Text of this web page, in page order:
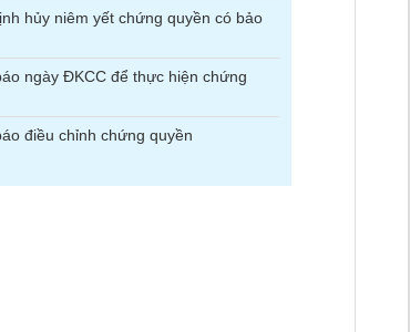
hủy niêm yết chứng quyền có bảo
ngày ĐKCC để thực hiện chứng
điều chỉnh chứng quyền